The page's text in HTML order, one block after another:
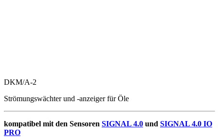
DKM/A-2
Strömungswächter und -anzeiger für Öle
kompatibel mit den Sensoren SIGNAL 4.0 und SIGNAL 4.0 IO
PRO